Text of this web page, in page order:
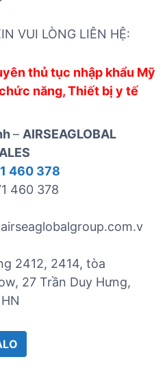
VUI LÒNG LIÊN HỆ:
thủ tục nhập khẩu Mỹ
năng, Thiết bị y tế
– AIRSEAGLOBAL
460 378
460 378
2412, 2414, tòa
27 Trần Duy Hưng,